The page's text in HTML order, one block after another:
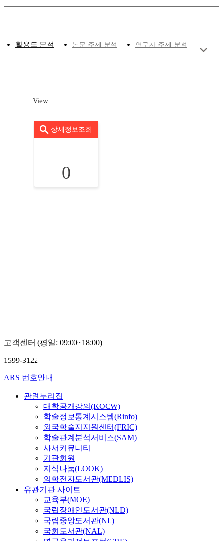
활용도 분석 논문 주제 분석 연구자 주제 분석
View
상세정보조회
0
고객센터 (평일: 09:00~18:00)
1599-3122
ARS 번호안내
관련누리집
대학공개강의(KOCW)
학술정보통계시스템(Rinfo)
외국학술지지원센터(FRIC)
학술관계분석서비스(SAM)
사서커뮤니티
기관회원
지식나눔(LOOK)
의학전자도서관(MEDLIS)
유관기관 사이트
교육부(MOE)
국립장애인도서관(NLD)
국립중앙도서관(NL)
국회도서관(NAL)